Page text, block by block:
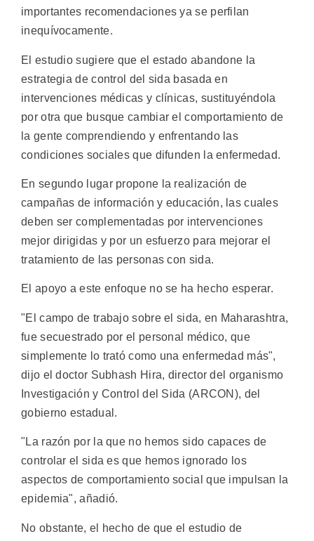
importantes recomendaciones ya se perfilan
inequívocamente.
El estudio sugiere que el estado abandone la
estrategia de control del sida basada en
intervenciones médicas y clínicas, sustituyéndola
por otra que busque cambiar el comportamiento de
la gente comprendiendo y enfrentando las
condiciones sociales que difunden la enfermedad.
En segundo lugar propone la realización de
campañas de información y educación, las cuales
deben ser complementadas por intervenciones
mejor dirigidas y por un esfuerzo para mejorar el
tratamiento de las personas con sida.
El apoyo a este enfoque no se ha hecho esperar.
"El campo de trabajo sobre el sida, en Maharashtra,
fue secuestrado por el personal médico, que
simplemente lo trató como una enfermedad más",
dijo el doctor Subhash Hira, director del organismo
Investigación y Control del Sida (ARCON), del
gobierno estadual.
"La razón por la que no hemos sido capaces de
controlar el sida es que hemos ignorado los
aspectos de comportamiento social que impulsan la
epidemia", añadió.
No obstante, el hecho de que el estudio de